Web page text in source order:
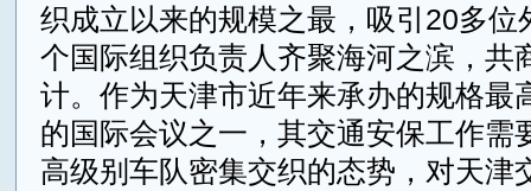
织成立以来的规模之最，吸引20多位
个国际组织负责人齐聚海河之滨，共
计。作为天津市近年来承办的规格最
的国际会议之一，其交通安保工作需
高级别车队密集交织的态势，对天津